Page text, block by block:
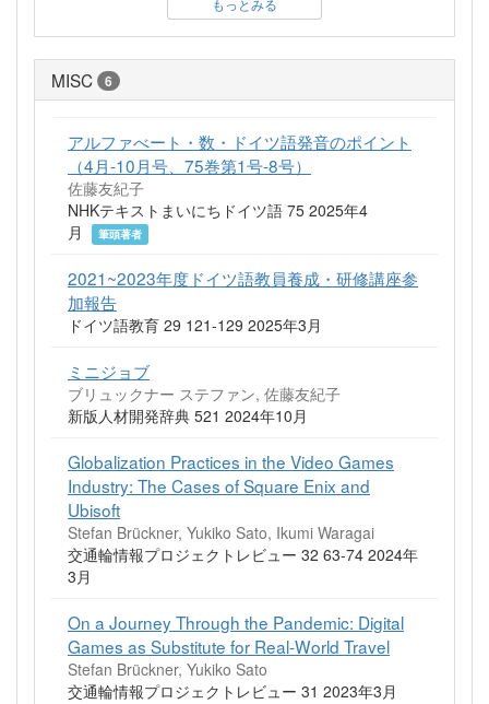
もっとみる
MISC 6
アルファべート・数・ドイツ語発音のポイント
（4月-10月号、75巻第1号-8号）
佐藤友紀子
NHKテキストまいにちドイツ語 75 2025年4
月
筆頭著者
2021~2023年度ドイツ語教員養成・研修講座参
加報告
ドイツ語教育 29 121-129 2025年3月
ミニジョブ
ブリュックナー ステファン, 佐藤友紀子
新版人材開発辞典 521 2024年10月
Globalization Practices in the Video Games
Industry: The Cases of Square Enix and
Ubisoft
Stefan Brückner, Yukiko Sato, Ikumi Waragai
交通輪情報プロジェクトレビュー 32 63-74 2024年
3月
On a Journey Through the Pandemic: Digital
Games as Substitute for Real-World Travel
Stefan Brückner, Yukiko Sato
交通輪情報プロジェクトレビュー 31 2023年3月